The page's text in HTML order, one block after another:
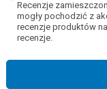
Recenzje
mogły pochodzić z
recenzje produktów
recenzje.